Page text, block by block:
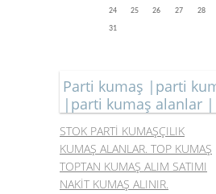
24
25 26 27 28
31
Parti kumaş |parti
|parti kumaş alanlar |
STOK PARTİ KUMAŞÇILIK
KUMAŞ ALANLAR. TOP KUMAŞ
TOPTAN KUMAŞ ALIM SATIMI
NAKİT KUMAŞ ALINIR.